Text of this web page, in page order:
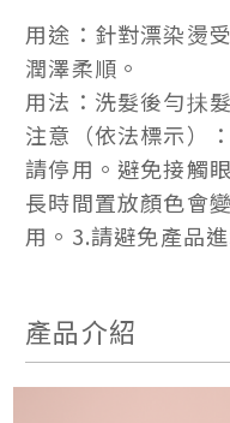
用途：針對漂染燙
潤澤柔順。
用法：洗髮後勻抺
注意（依法標示）
請停用。避免接觸
長時間置放顏色會
用。3.請避免產品
產品介紹